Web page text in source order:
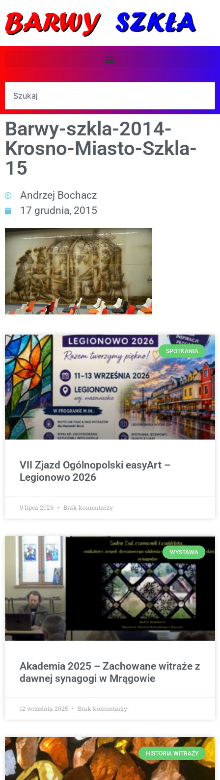
Barwy-szkla-2014-
Krosno-Miasto-Szkla-
15
Andrzej Bochacz
17 grudnia, 2015
SPOTKANIA
VII Zjazd Ogólnopolski easyArt –
Legionowo 2026
9 lipca 2026 Brak komentarzy
WYSTAWA
Akademia 2025 – Zachowane witraże z
dawnej synagogi w Mrągowie
12 września 2025 Brak komentarzy
HISTORIA WITRAŻY